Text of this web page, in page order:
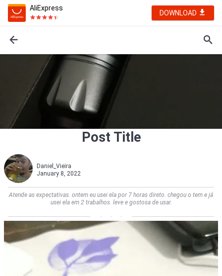
AliExpress
DOWNLOAD
Post Title
Daniel_Vieira
January 8, 2022
Atende as expectativas. ontem eu usei ela por 7 horas direto. chegou o tem e já
usei ela em 2 trabalhos. leve e gostosa de usar.